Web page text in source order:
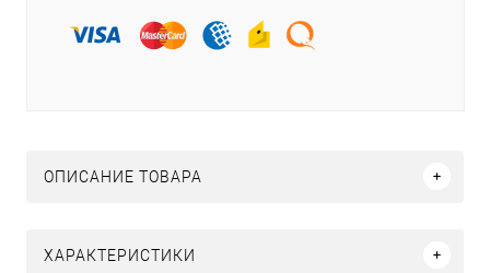
ОПИСАНИЕ ТОВАРА
ХАРАКТЕРИСТИКИ